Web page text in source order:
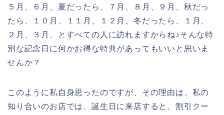
５月、６月、夏だったら、７月、８月、９月、秋だっ
たら、１０月、１１月、１２月、冬だったら、１月、
２月、３月、とすべての人に訪れますからね♪そんな特
別な記念日に何かお得な特典があってもいいと思いま
せんか？
このように私自身思ったのですが、その理由は、私の
知り合いのお店では、誕生日に来店すると、割引クー